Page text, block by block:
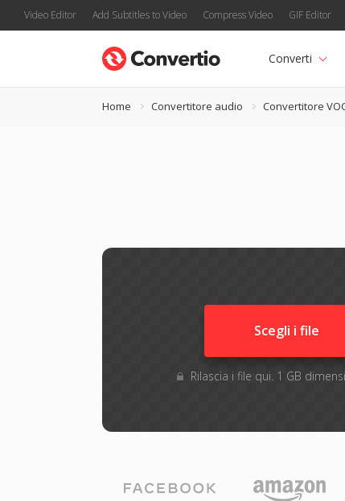
Video Editor Add Subtitles to Video Compress Video GIF Editor
Converti
Home Convertitore audio Convertitore
Scegli i file
Rilascia i file qui. 1 GB